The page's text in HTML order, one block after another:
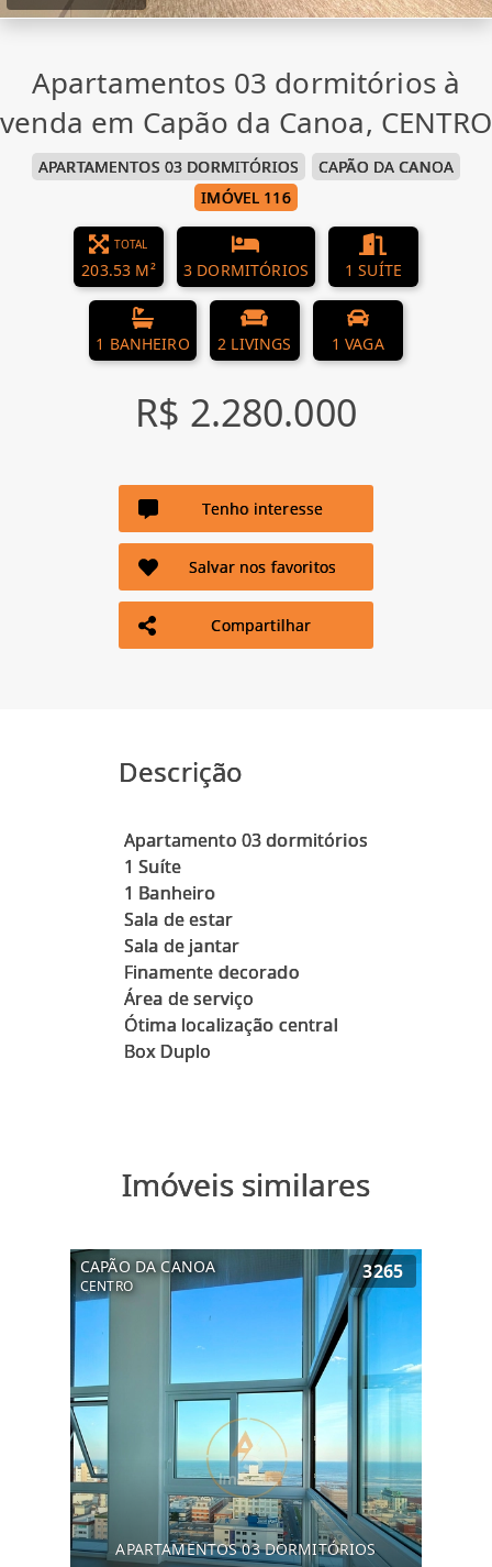
Apartamentos 03 dormitórios à
venda em Capão da Canoa, CENTRO
APARTAMENTOS 03 DORMITÓRIOS
CAPÃO DA CANOA
IMÓVEL 116
TOTAL
203.53 M² 3 DORMITÓRIOS 1 SUÍTE
1 BANHEIRO 2 LIVINGS 1 VAGA
R$ 2.280.000
Tenho interesse
Salvar nos favoritos
Compartilhar
Descrição
Apartamento 03 dormitórios
1 Suíte
1 Banheiro
Sala de estar
Sala de jantar
Finamente decorado
Área de serviço
Ótima localização central
Imóveis similares
CAPÃO DA CANOA
CENTRO
3265
APARTAMENTOS 03 DORMITÓRIOS